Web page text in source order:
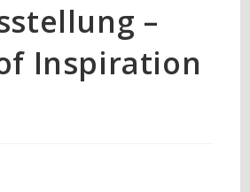
–
Inspiration